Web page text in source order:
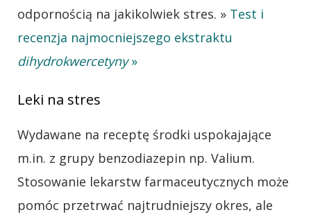
odpornością na jakikolwiek stres. » Test i
recenzja najmocniejszego ekstraktu
dihydrokwercetyny»
Leki na stres
Wydawane na receptę środki uspokajające
m.in. z grupy benzodiazepin np. Valium.
Stosowanie lekarstw farmaceutycznych może
pomóc przetrwać najtrudniejszy okres, ale